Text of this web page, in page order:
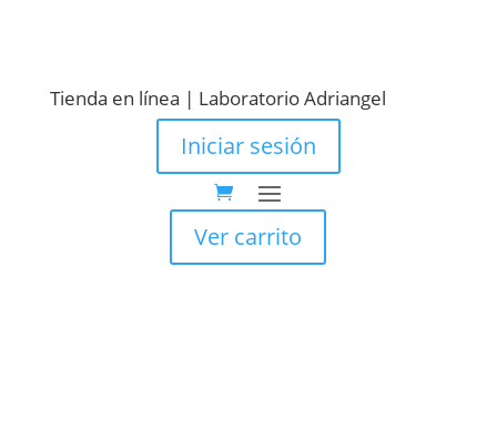
Tienda en línea | Laboratorio Adriangel
Iniciar sesión
Ver carrito